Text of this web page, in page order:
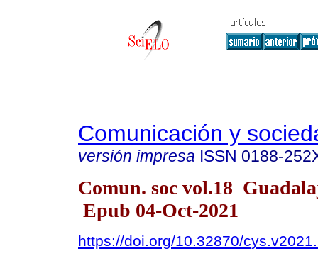
Comunicación y
versión impresa ISSN 0188-
Comun. soc vol.18
Epub 04-Oct-2021
https://doi.org/10.32870/